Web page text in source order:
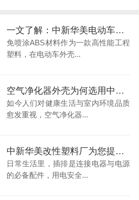
一文了解：中新华美电动车外壳专用免喷涂ABS材料性能与应用
免喷涂ABS材料作为一款高性能工程
塑料，在电动车外壳...
空气净化器外壳为何选用中新华美改性塑料厂的阻燃PC/ABS材料
如今人们对健康生活与室内环境品质
愈发重视，空气净化器...
中新华美改性塑料厂为您提供插排用阻燃PC改性塑料解决方案
日常生活里，插排是连接电器与电源
的必备配件，用电安全...